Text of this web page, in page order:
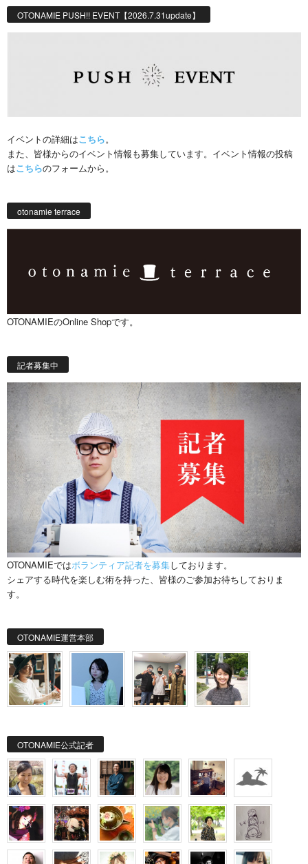
OTONAMIE PUSH!! EVENT【2026.7.31update】
イベントの詳細はこちら。
また、皆様からのイベント情報も募集しています。イベント情報の投稿
はこちらのフォームから。
otonamie terrace
OTONAMIEのOnline Shopです。
記者募集中
OTONAMIEではボランティア記者を募集しております。
シェアする時代を楽しむ術を持った、皆様のご参加お待ちしておりま
す。
OTONAMIE運営本部
OTONAMIE公式記者